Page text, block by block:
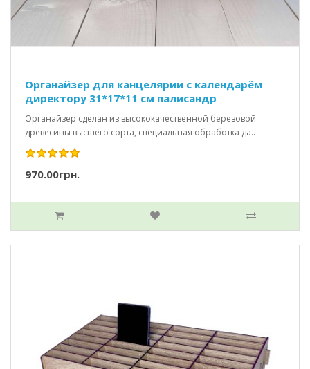
Органайзер для канцелярии с календарём
директору 31*17*11 см палисандр
Органайзер сделан из высококачественной березовой
древесины высшего сорта, специальная обработка да..
970.00грн.